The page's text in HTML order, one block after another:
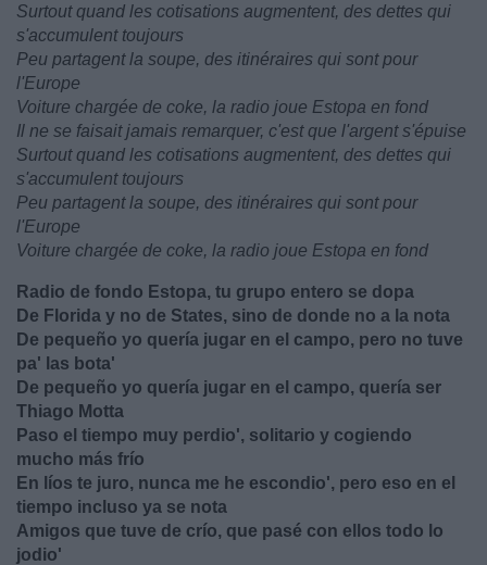
Surtout quand les cotisations augmentent, des dettes qui
s'accumulent toujours
Peu partagent la soupe, des itinéraires qui sont pour
l'Europe
Voiture chargée de coke, la radio joue Estopa en fond
Il ne se faisait jamais remarquer, c'est que l'argent s'épuise
Surtout quand les cotisations augmentent, des dettes qui
s'accumulent toujours
Peu partagent la soupe, des itinéraires qui sont pour
l'Europe
Voiture chargée de coke, la radio joue Estopa en fond
Radio de fondo Estopa, tu grupo entero se dopa
De Florida y no de States, sino de donde no a la nota
De pequeño yo quería jugar en el campo, pero no tuve
pa' las bota'
De pequeño yo quería jugar en el campo, quería ser
Thiago Motta
Paso el tiempo muy perdio', solitario y cogiendo
mucho más frío
En líos te juro, nunca me he escondio', pero eso en el
tiempo incluso ya se nota
Amigos que tuve de crío, que pasé con ellos todo lo
jodio'